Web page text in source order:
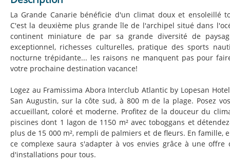
La Grande Canarie bénéficie d'un climat doux et ensoleillé
C'est la deuxième plus grande île de l'archipel situé dans
continent miniature de par sa grande diversité de
exceptionnel, richesses culturelles, pratique des sports
nocturne trépidante... les raisons ne manquent pas pour
votre prochaine destination vacance!
Logez au Framissima Abora Interclub Atlantic by Lopesan
San Augustin, sur la côte sud, à 800 m de la plage. Posez
accueillant, coloré et moderne. Profitez de la douceur du
piscines dont 1 lagon de 1150 m² avec toboggans et
plus de 15 000 m², rempli de palmiers et de fleurs. En famille,
ce complexe saura s'adapter à vos envies grâce à une offre
d'installations pour tous.